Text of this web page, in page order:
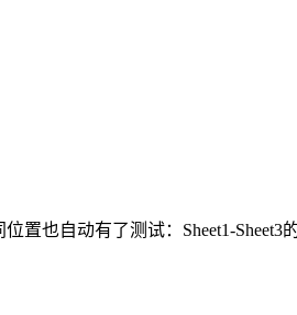
也自动有了测试：Sheet1-Sheet3